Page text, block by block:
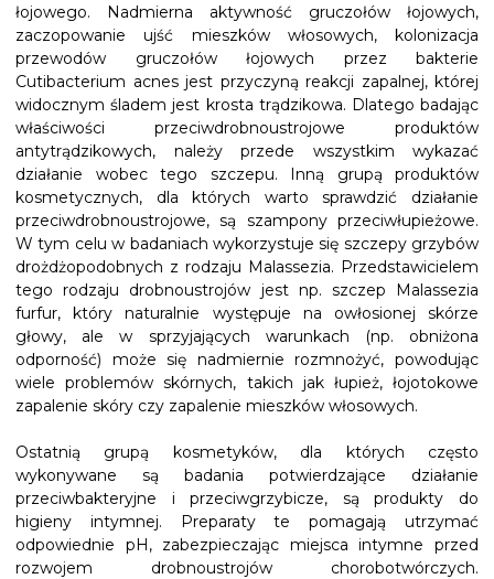
łojowego. Nadmierna aktywność gruczołów łojowych,
zaczopowanie ujść mieszków włosowych, kolonizacja
przewodów gruczołów łojowych przez bakterie
Cutibacterium acnes jest przyczyną reakcji zapalnej, której
widocznym śladem jest krosta trądzikowa. Dlatego badając
właściwości przeciwdrobnoustrojowe produktów
antytrądzikowych, należy przede wszystkim wykazać
działanie wobec tego szczepu. Inną grupą produktów
kosmetycznych, dla których warto sprawdzić działanie
przeciwdrobnoustrojowe, są szampony przeciwłupieżowe.
W tym celu w badaniach wykorzystuje się szczepy grzybów
drożdżopodobnych z rodzaju Malassezia. Przedstawicielem
tego rodzaju drobnoustrojów jest np. szczep Malassezia
furfur, który naturalnie występuje na owłosionej skórze
głowy, ale w sprzyjających warunkach (np. obniżona
odporność) może się nadmiernie rozmnożyć, powodując
wiele problemów skórnych, takich jak łupież, łojotokowe
zapalenie skóry czy zapalenie mieszków włosowych.
Ostatnią grupą kosmetyków, dla których często
wykonywane są badania potwierdzające działanie
przeciwbakteryjne i przeciwgrzybicze, są produkty do
higieny intymnej. Preparaty te pomagają utrzymać
odpowiednie pH, zabezpieczając miejsca intymne przed
rozwojem drobnoustrojów chorobotwórczych.